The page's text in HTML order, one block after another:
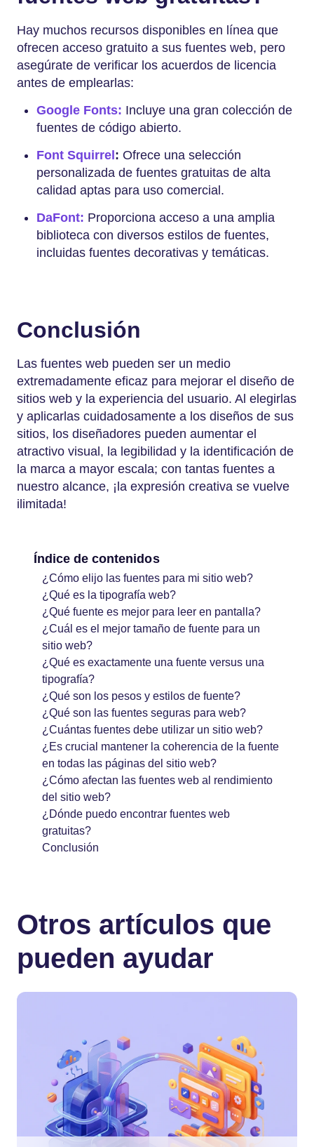
Hay muchos recursos disponibles en línea que
ofrecen acceso gratuito a sus fuentes web, pero
asegúrate de verificar los acuerdos de licencia
antes de emplearlas:
Google Fonts: Incluye una gran colección de
fuentes de código abierto.
Font Squirrel: Ofrece una selección
personalizada de fuentes gratuitas de alta
calidad aptas para uso comercial.
DaFont: Proporciona acceso a una amplia
biblioteca con diversos estilos de fuentes,
incluidas fuentes decorativas y temáticas.
Conclusión
Las fuentes web pueden ser un medio
extremadamente eficaz para mejorar el diseño de
sitios web y la experiencia del usuario. Al elegirlas
y aplicarlas cuidadosamente a los diseños de sus
sitios, los diseñadores pueden aumentar el
atractivo visual, la legibilidad y la identificación de
la marca a mayor escala; con tantas fuentes a
nuestro alcance, ¡la expresión creativa se vuelve
ilimitada!
Índice de contenidos
¿Cómo elijo las fuentes para mi sitio web?
¿Qué es la tipografía web?
¿Qué fuente es mejor para leer en pantalla?
¿Cuál es el mejor tamaño de fuente para un
sitio web?
¿Qué es exactamente una fuente versus una
tipografía?
¿Qué son los pesos y estilos de fuente?
¿Qué son las fuentes seguras para web?
¿Cuántas fuentes debe utilizar un sitio web?
¿Es crucial mantener la coherencia de la fuente
en todas las páginas del sitio web?
¿Cómo afectan las fuentes web al rendimiento
del sitio web?
¿Dónde puedo encontrar fuentes web
gratuitas?
Conclusión
Otros artículos que
pueden ayudar